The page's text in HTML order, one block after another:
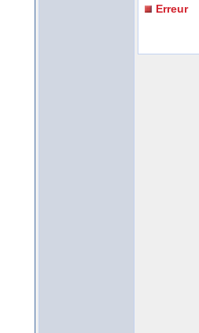
Erreur